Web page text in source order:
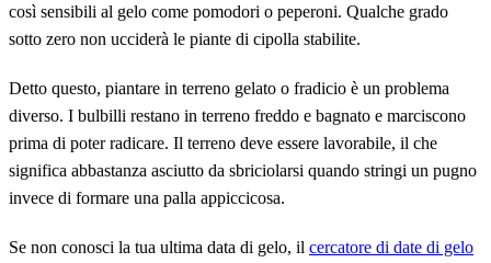
così sensibili al gelo come pomodori o peperoni. Qualche grado
sotto zero non ucciderà le piante di cipolla stabilite.
Detto questo, piantare in terreno gelato o fradicio è un problema
diverso. I bulbilli restano in terreno freddo e bagnato e marciscono
prima di poter radicare. Il terreno deve essere lavorabile, il che
significa abbastanza asciutto da sbriciolarsi quando stringi un pugno
invece di formare una palla appiccicosa.
Se non conosci la tua ultima data di gelo, il cercatore di date di gelo